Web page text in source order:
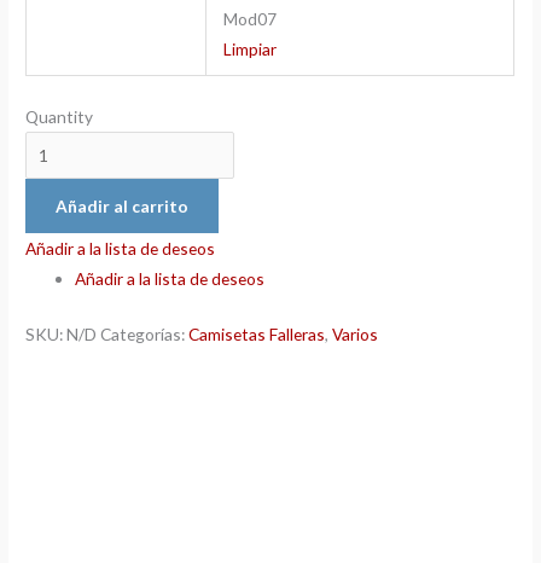
Mod07
Limpiar
Quantity
Añadir al carrito
Añadir a la lista de deseos
Añadir a la lista de deseos
SKU:N/D Categorías:Camisetas Falleras,Varios